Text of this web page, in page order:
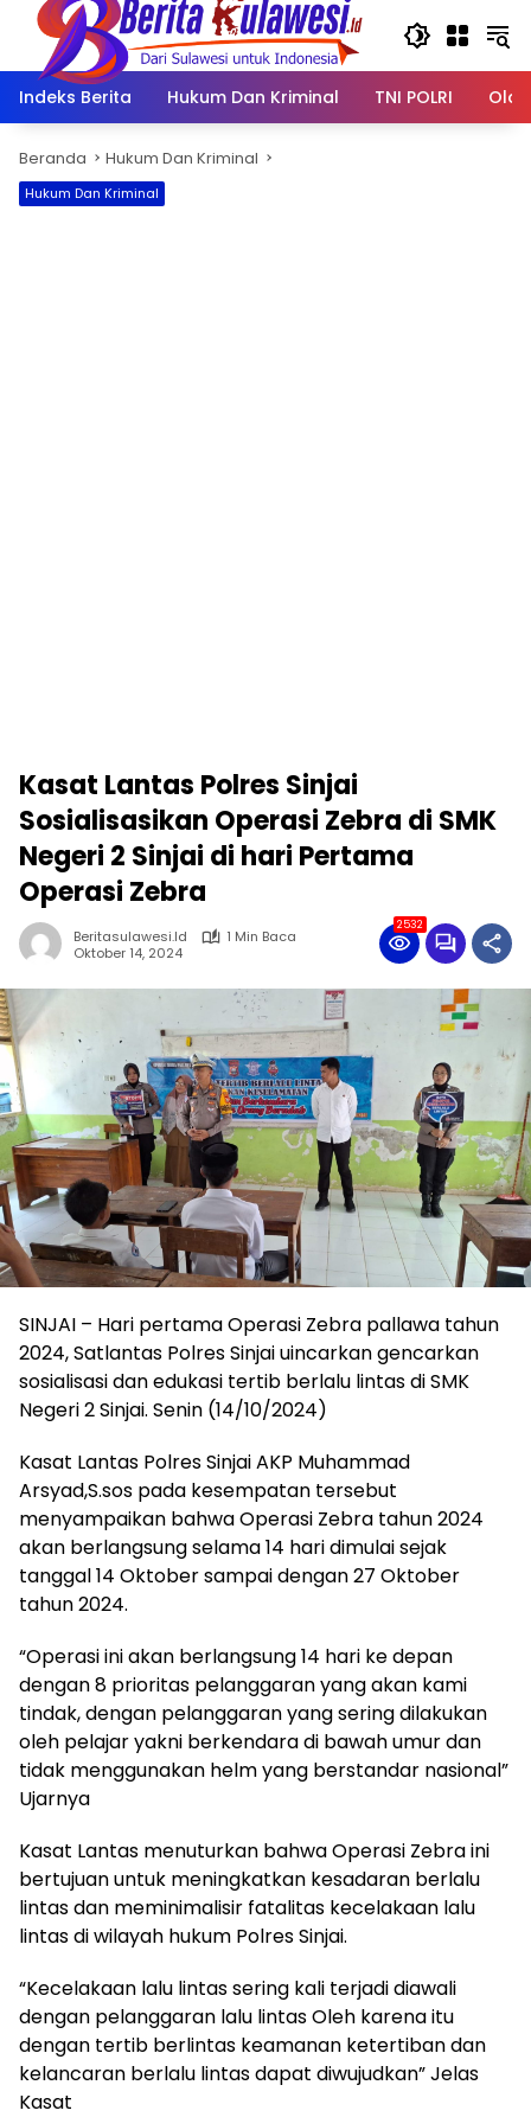
Langsung
konten
Indeks Berita
Hukum Dan Kriminal TNI POLRI
Beranda Hukum Dan Kriminal
Hukum Dan Kriminal
Kasat Lantas Polres Sinjai
Sosialisasikan Operasi Zebra di SMK
Negeri 2 Sinjai di hari Pertama
Operasi Zebra
Beritasulawesi.id
1 Min Baca
Oktober 14, 2024
2532
SINJAI – Hari pertama Operasi Zebra pallawa tahun
2024, Satlantas Polres Sinjai uincarkan gencarkan
sosialisasi dan edukasi tertib berlalu lintas di SMK
Negeri 2 Sinjai. Senin (14/10/2024)
Kasat Lantas Polres Sinjai AKP Muhammad
Arsyad,S.sos pada kesempatan tersebut
menyampaikan bahwa Operasi Zebra tahun 2024
akan berlangsung selama 14 hari dimulai sejak
tanggal 14 Oktober sampai dengan 27 Oktober
tahun 2024.
“Operasi ini akan berlangsung 14 hari ke depan
dengan 8 prioritas pelanggaran yang akan kami
tindak, dengan pelanggaran yang sering dilakukan
oleh pelajar yakni berkendara di bawah umur dan
tidak menggunakan helm yang berstandar nasional”
Ujarnya
Kasat Lantas menuturkan bahwa Operasi Zebra ini
bertujuan untuk meningkatkan kesadaran berlalu
lintas dan meminimalisir fatalitas kecelakaan lalu
lintas di wilayah hukum Polres Sinjai.
“Kecelakaan lalu lintas sering kali terjadi diawali
dengan pelanggaran lalu lintas Oleh karena itu
dengan tertib berlintas keamanan ketertiban dan
kelancaran berlalu lintas dapat diwujudkan” Jelas
Kasat